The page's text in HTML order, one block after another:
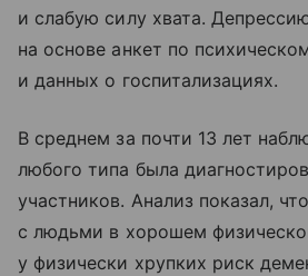
и слабую силу хвата.
на основе анкет по
и данных о госпитализациях.
В среднем за почти 13 лет
любого типа была
участников. Анализ показал,
с людьми в хорошем
у физически хрупких риск